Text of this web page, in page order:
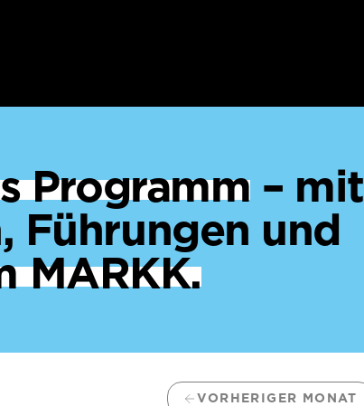
Programm – mit
Führungen und
MARKK.
VORHERIGER MONAT